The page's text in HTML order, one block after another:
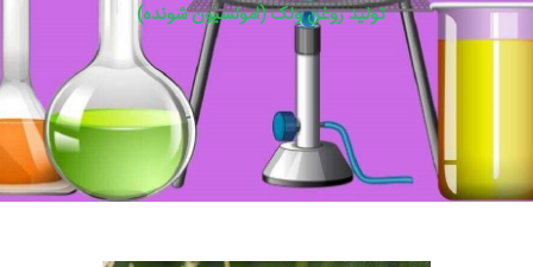
تولید روغن ولک (امولسیون شونده)